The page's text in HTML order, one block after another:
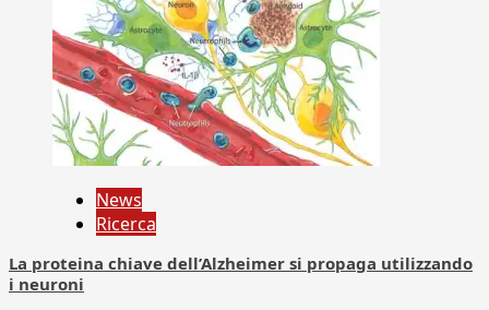
News
Ricerca
La proteina chiave dell’Alzheimer si propaga utilizzando
i neuroni